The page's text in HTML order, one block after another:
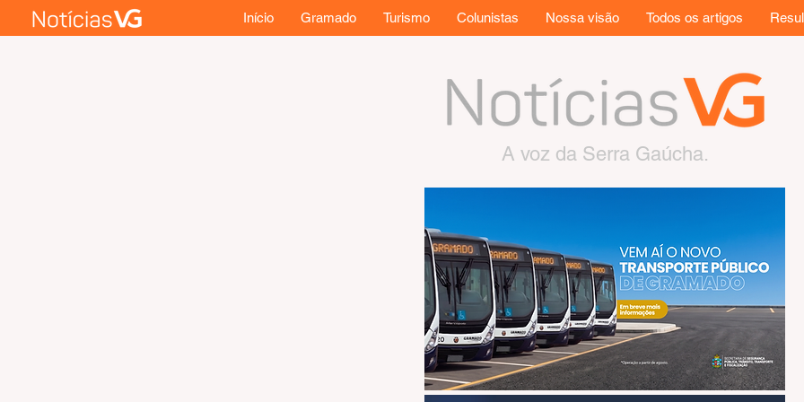
Início Gramado Turismo Colunistas Nossa visão Todos os artigos
A voz da Serra Gaúcha.